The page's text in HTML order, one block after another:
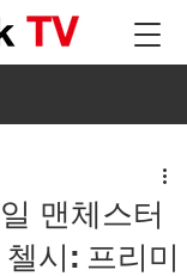
맨체스터
시: 프리미